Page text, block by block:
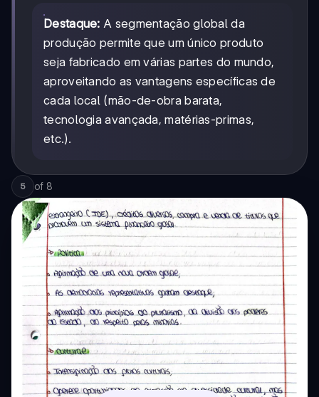
Destaque: A segmentação global da
produção permite que um único produto
seja fabricado em várias partes do mundo,
aproveitando as vantagens específicas de
cada local (mão-de-obra barata,
tecnologia avançada, matérias-primas,
etc.).
5 of 8